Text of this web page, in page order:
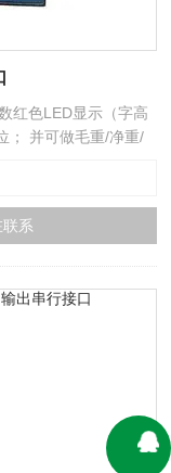
红色LED显示（字高
； 并可做毛重/净重/
作（手动或自动）、
系